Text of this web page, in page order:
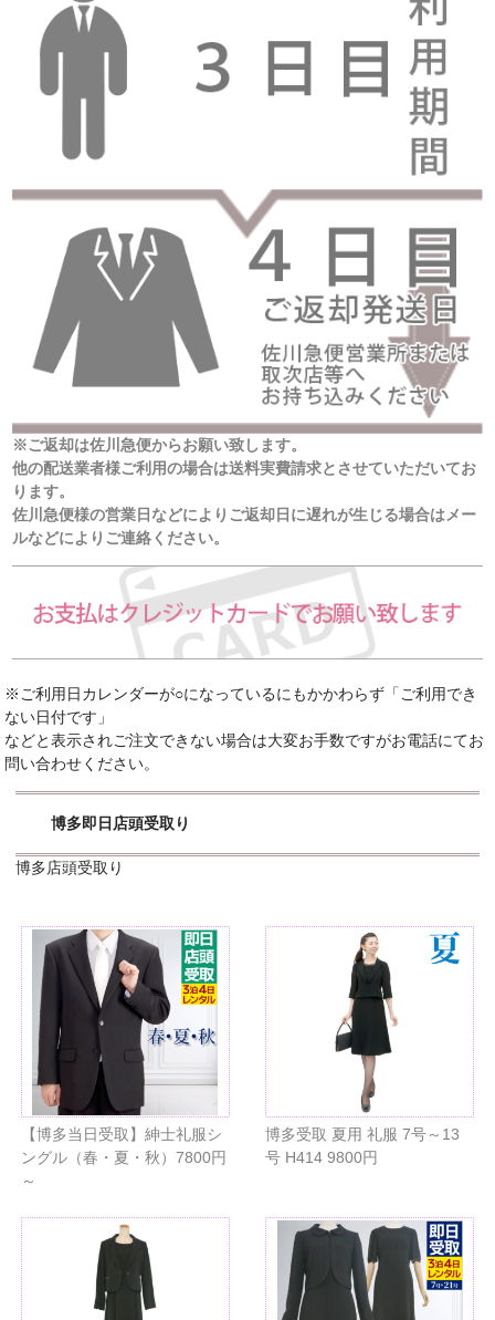
※ご返却は佐川急便からお願い致します。
他の配送業者様ご利用の場合は送料実費請求とさせていただいてお
ります。
佐川急便様の営業日などによりご返却日に遅れが生じる場合はメー
ルなどによりご連絡ください。
※ご利用日カレンダーが○になっているにもかかわらず「ご利用でき
ない日付です」
などと表示されご注文できない場合は大変お手数ですがお電話にてお
問い合わせください。
博多即日店頭受取り
博多店頭受取り
【博多当日受取】紳士礼服シ
ングル（春・夏・秋）7800円
～
博多受取 夏用 礼服 7号～13
号 H414 9800円